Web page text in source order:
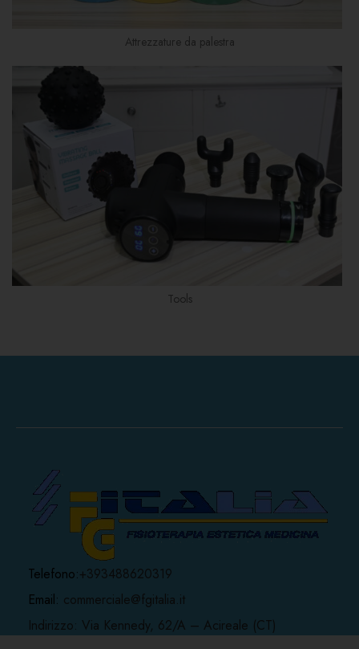
Attrezzature da palestra
Tools
Telefono:+393488620319
Email: commerciale@fgitalia.it
Indirizzo: Via Kennedy, 62/A – Acireale (CT)